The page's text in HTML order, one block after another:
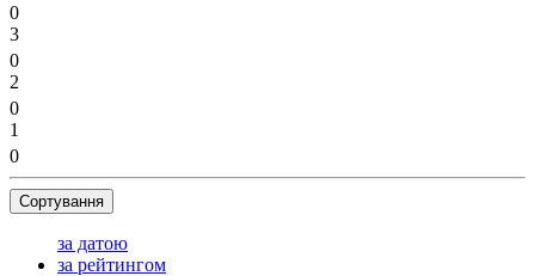
0
3
0
2
0
1
0
Сортування
за датою
за рейтингом